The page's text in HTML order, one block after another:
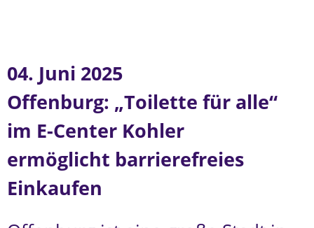
04. Juni 2025
Offenburg: „Toilette für alle“
im E-Center Kohler
ermöglicht barrierefreies
Einkaufen